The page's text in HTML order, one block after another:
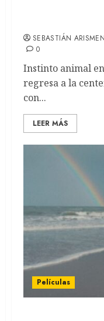
SEBASTIÁN
0
Instinto animal
regresa a la
con...
LEER MÁS
Películas